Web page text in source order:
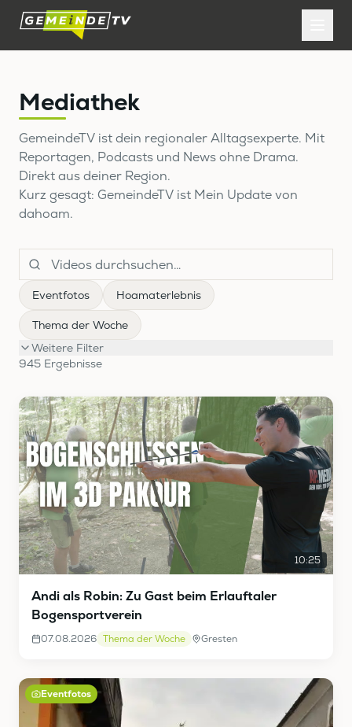
Mediathek
GemeindeTV ist dein regionaler Alltagsexperte. Mit
Reportagen, Podcasts und News ohne Drama.
Direkt aus deiner Region.
Kurz gesagt: GemeindeTV ist Mein Update von
dahoam.
Eventfotos Hoamaterlebnis
Thema der Woche
Weitere Filter
945 Ergebnisse
10:25
Andi als Robin: Zu Gast beim Erlauftaler
Bogensportverein
07.08.2026 Thema der Woche Gresten
Eventfotos